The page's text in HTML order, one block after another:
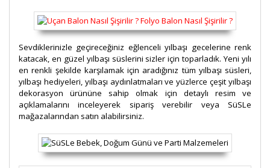
Sevdiklerinizle geçireceğiniz eğlenceli yılbaşı gecelerine renk
katacak, en güzel yılbaşı süslerini sizler için toparladık. Yeni yılı
en renkli şekilde karşılamak için aradığınız tüm yılbaşı süsleri,
yılbaşı hediyeleri, yılbaşı aydınlatmaları ve yüzlerce çeşit yılbaşı
dekorasyon ürününe sahip olmak için detaylı resim ve
açıklamalarını inceleyerek sipariş verebilir veya SüSLe
mağazalarından satın alabilirsiniz.